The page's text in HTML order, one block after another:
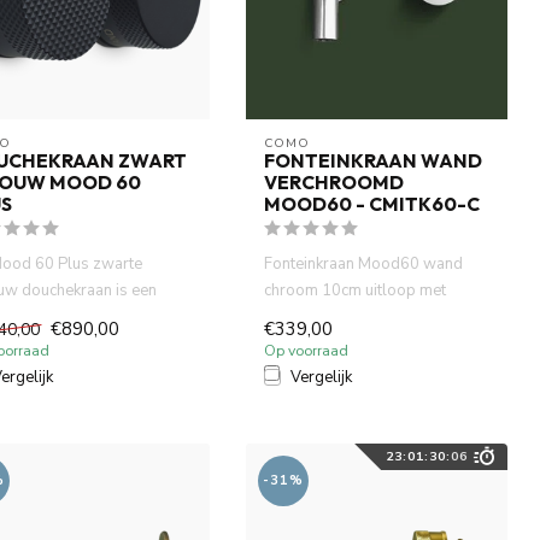
ZWART
MOOD 60
60 Plus zwarte
douchekraan is een
€890,00
COMO
FONTEINKRAAN WAND
VERCHROOMD
MOOD60 - CMITK60-C
Fonteinkraan Mood60 wand
chroom 10cm uitloop met
gemaakt ...
€339,00
Op voorraad
Vergelijk
23:01: 30:05
-31%